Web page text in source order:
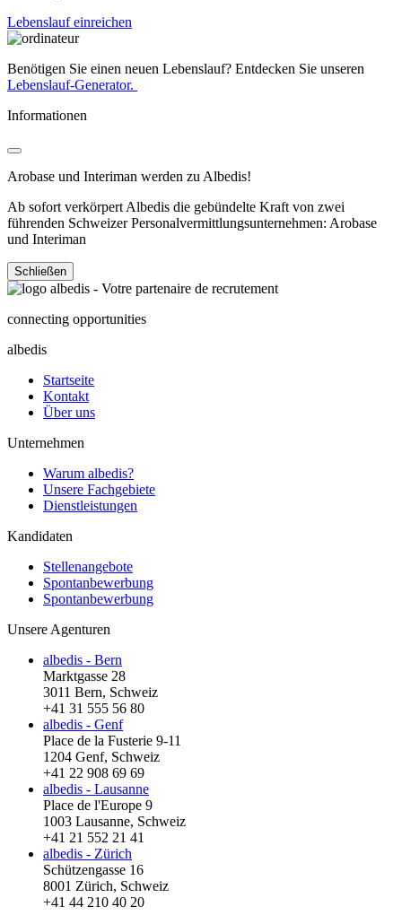
Lebenslauf einreichen
Benötigen Sie einen neuen Lebenslauf? Entdecken Sie unseren
Lebenslauf-Generator.
Informationen
Arobase und Interiman werden zu Albedis!
Ab sofort verkörpert Albedis die gebündelte Kraft von zwei
führenden Schweizer Personalvermittlungsunternehmen: Arobase
und Interiman
Schließen
connecting opportunities
albedis
Startseite
Kontakt
Über uns
Unternehmen
Warum albedis?
Unsere Fachgebiete
Dienstleistungen
Kandidaten
Stellenangebote
Spontanbewerbung
Spontanbewerbung
Unsere Agenturen
albedis - Bern
Marktgasse 28
3011 Bern, Schweiz
+41 31 555 56 80
albedis - Genf
Place de la Fusterie 9-11
1204 Genf, Schweiz
+41 22 908 69 69
albedis - Lausanne
Place de l'Europe 9
1003 Lausanne, Schweiz
+41 21 552 21 41
albedis - Zürich
Schützengasse 16
8001 Zürich, Schweiz
+41 44 210 40 20